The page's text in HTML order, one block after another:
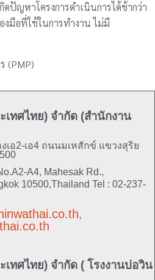
ปัญหาโครงการดำเนินการได้ช้ากว่า
งมือที่ใช้ในการทำงาน ไม่มี
(PMP)
เทศไทย) จำกัด (สำนักงาน
เอ2-เอ4 ถนนมเหสักข์ แขวงสุริย
A4, Mahesak Rd.,
10500,Thailand Tel : 02-237-
,
เทศไทย) จำกัด ( โรงงานบ่อวิน